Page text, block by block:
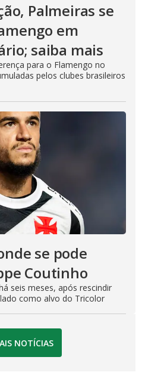
Palmeiras se
em
saiba mais
para o Flamengo no
pelos clubes brasileiros
se pode
Coutinho
seis meses, após rescindir
como alvo do Tricolor
NOTÍCIAS